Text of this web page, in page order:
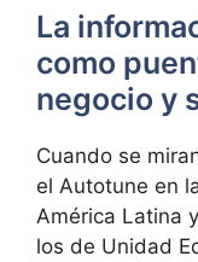
La
como
negocio y
Cuando se
el Autotune en
América Latina
los de Unidad